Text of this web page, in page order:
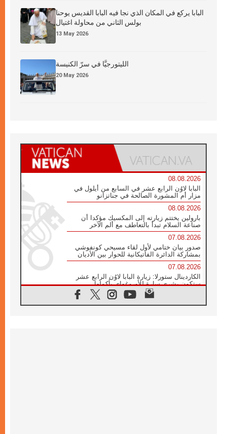
البابا يركع في المكان الذي نجا فيه البابا القديس يوحنا
بولس الثاني من محاولة اغتيال
13 May 2026
الليتورجيَّا في سرّ الكنيسة
20 May 2026
08.08.2026
البابا لاوُن الرابع عشر في السابع من أيلول في
مزار أم المشورة الصالحة في جناتزانو
08.08.2026
بارولين يختتم زيارته إلى المكسيك مؤكدا أن
صناعة السلام تبدأ بالتعاطف مع ألم الآخر
07.08.2026
صدور بيان ختامي لأول لقاء مسيحي كونفوشي
بمشاركة الدائرة الفاتيكانية للحوار بين الأديان
07.08.2026
الكاردينال ستورلا: زيارة البابا لاوُن الرابع عشر
ستكون بشرى سارة للأوروغواي بأكملها
الفاتيكان يعلن برنامج الزيارة الرسولية للبابا لاوُن